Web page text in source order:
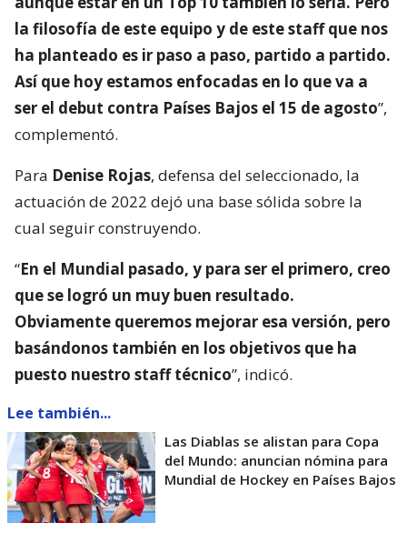
la filosofía de este equipo y de este staff que nos
ha planteado es ir paso a paso, partido a partido.
Así que hoy estamos enfocadas en lo que va a
ser el debut contra Países Bajos el 15 de agosto”,
complementó.
Para Denise Rojas, defensa del seleccionado, la
actuación de 2022 dejó una base sólida sobre la
cual seguir construyendo.
“En el Mundial pasado, y para ser el primero, creo
que se logró un muy buen resultado.
Obviamente queremos mejorar esa versión, pero
basándonos también en los objetivos que ha
puesto nuestro staff técnico”, indicó.
Lee también...
Las Diablas se alistan para Copa
del Mundo: anuncian nómina para
Mundial de Hockey en Países Bajos